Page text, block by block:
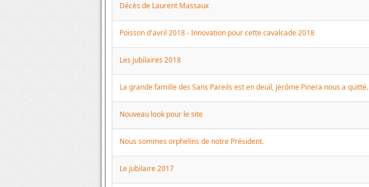
Décès de Laurent Massaux
Poisson d'avril 2018 - Innovation pour cette cavalcade 2018
Les jubilaires 2018
La grande famille des Sans Pareils est en deuil, Jérôme Pinera nous a quitté.
Nouveau look pour le site
Nous sommes orphelins de notre Président.
Le jubilaire 2017